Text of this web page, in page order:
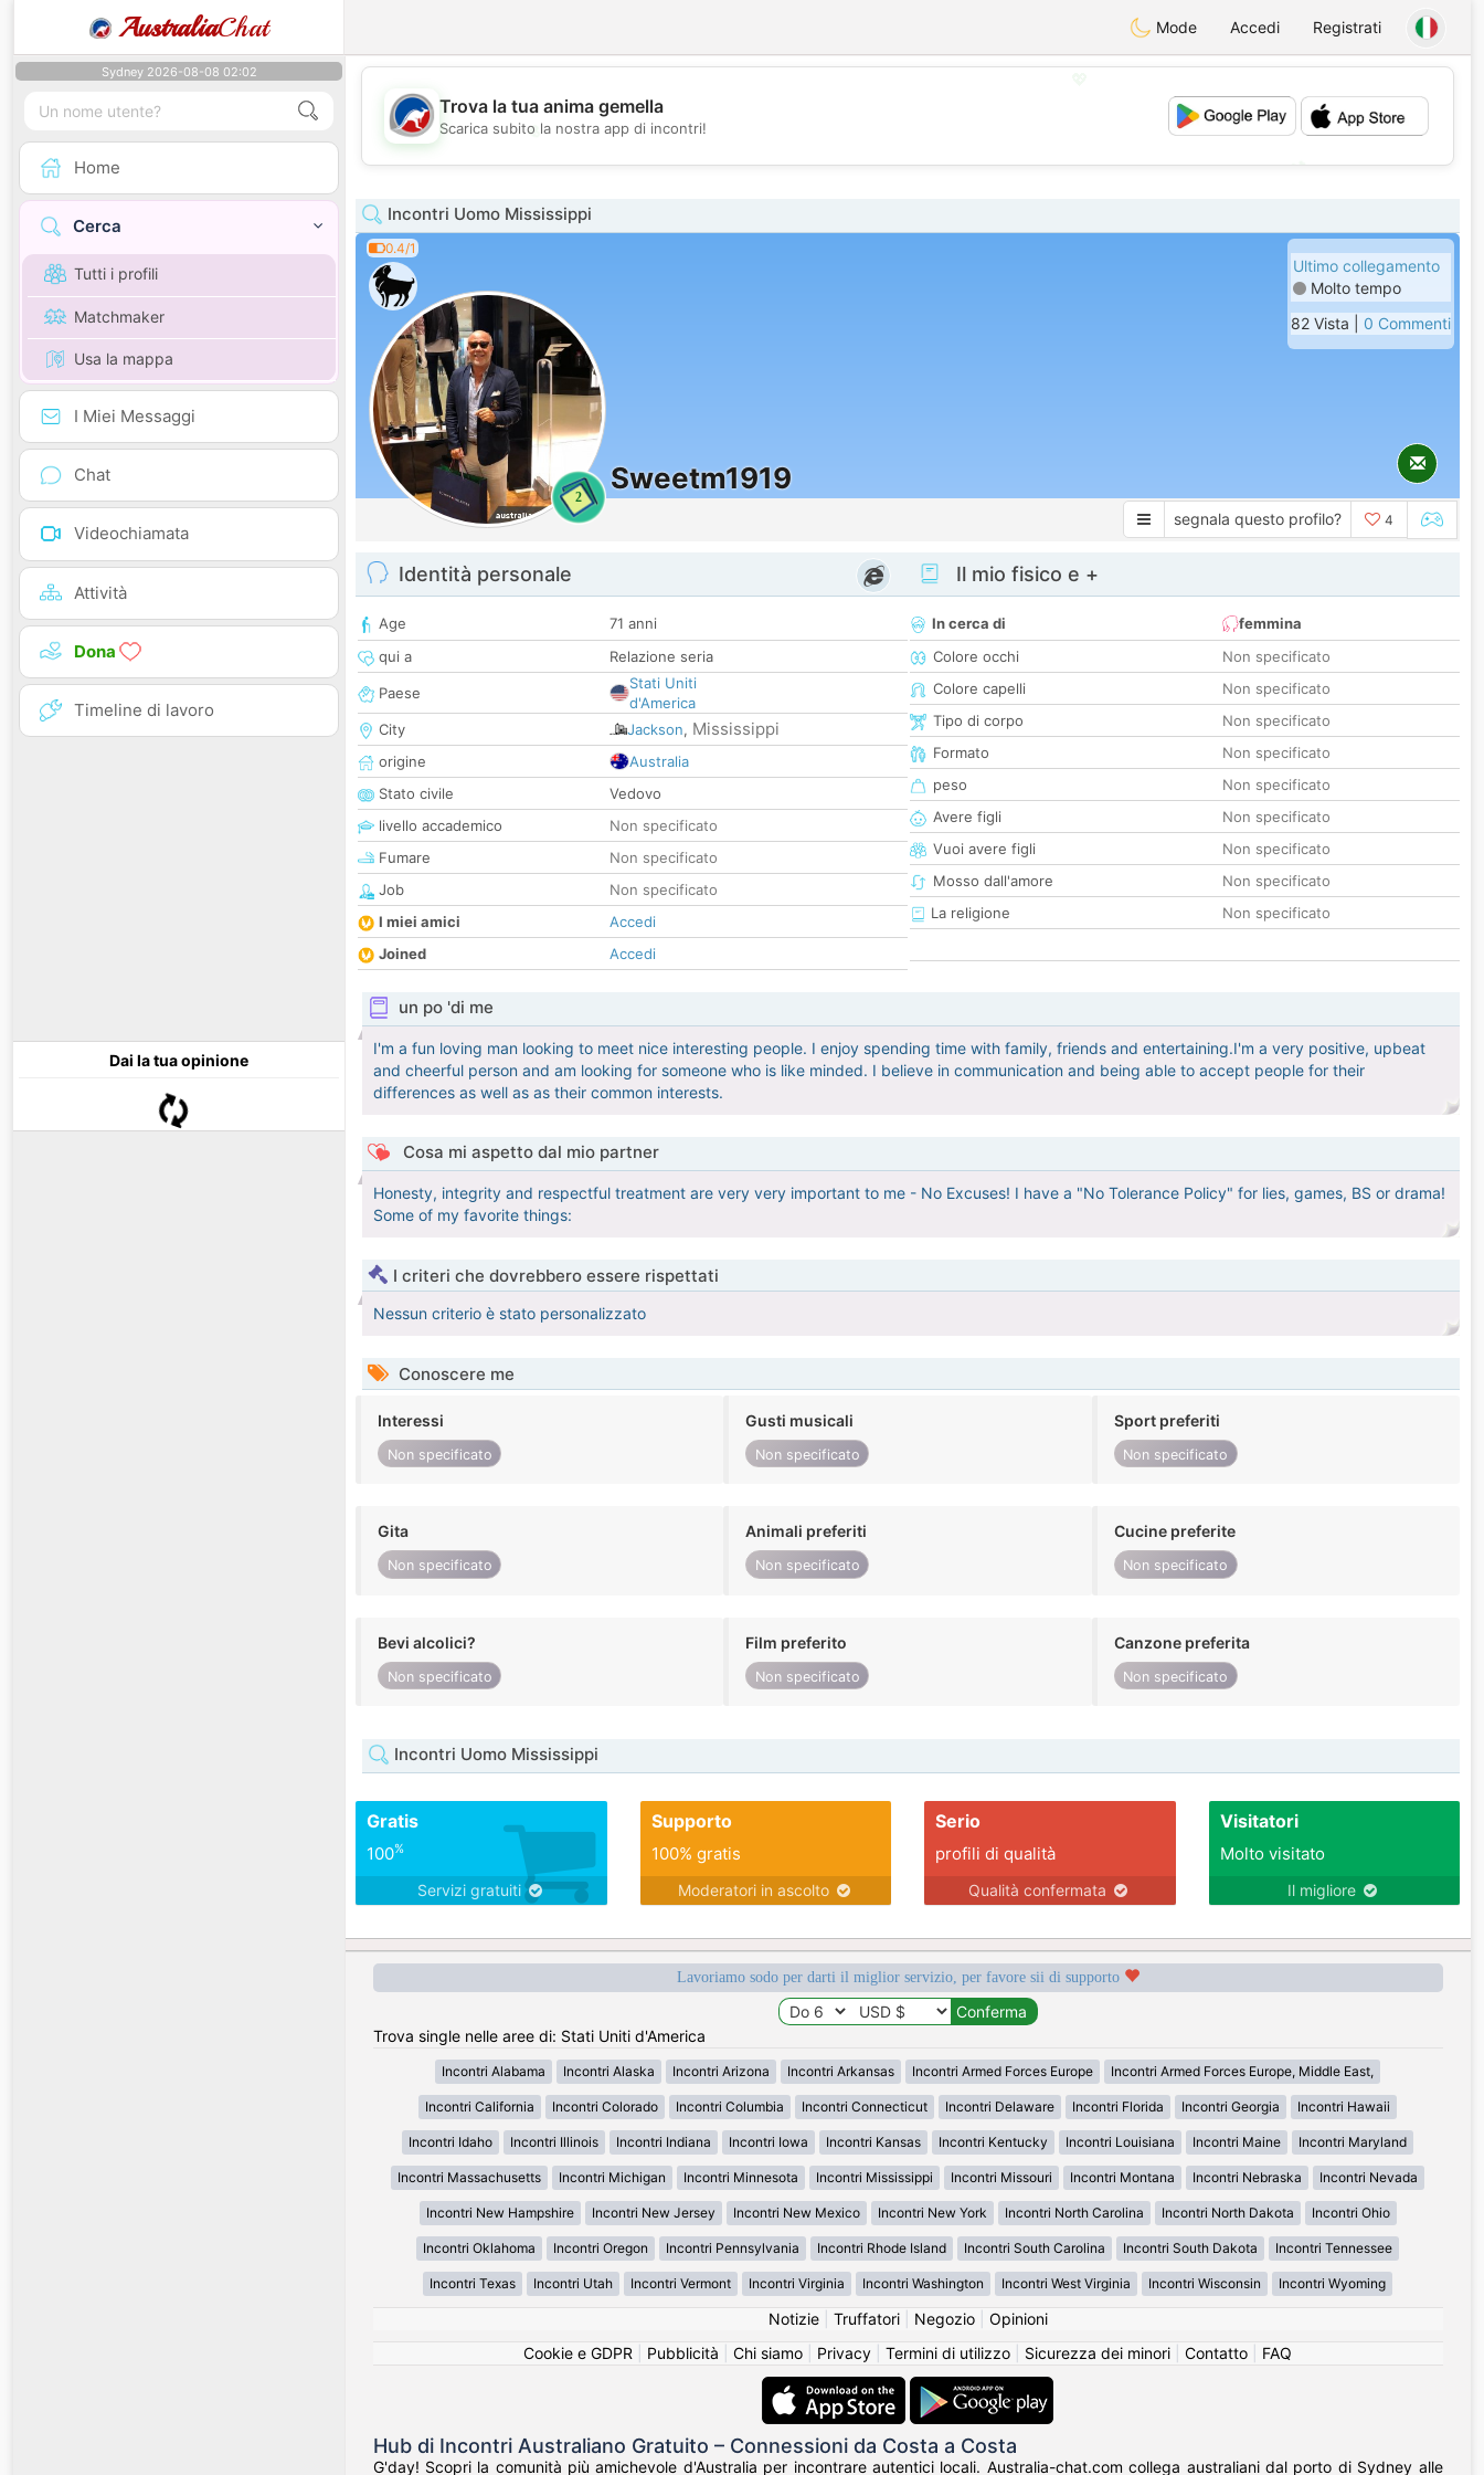
AustraliaChat Mode Accedi Registrati
Sydney 2026-08-08 02:02
Home
Cerca
Tutti i profili
Matchmaker
Usa la mappa
I Miei Messaggi
Chat
Videochiamata
Attività
Dona
Timeline di lavoro
Dai la tua opinione
💖
Trova la tua anima gemella
Scarica subito la nostra app di incontri!
Incontri Uomo Mississippi
0.4/1
2
Sweetm1919
Ultimo collegamento
Molto tempo
82 Vista | 0 Commenti
segnala questo profilo? 4
Identità personale
Age
71 anni
qui a
Relazione seria
Paese
Stati Uniti
d'America
City
Jackson, Mississippi
origine
Australia
Stato civile
Vedovo
livello accademico
Non specificato
Fumare
Non specificato
Job
Non specificato
I miei amici
Accedi
Joined
Accedi
Il mio fisico e +
In cerca di
femmina
Colore occhi
Non specificato
Colore capelli
Non specificato
Tipo di corpo
Non specificato
Formato
Non specificato
peso
Non specificato
Avere figli
Non specificato
Vuoi avere figli
Non specificato
Mosso dall'amore
Non specificato
La religione
Non specificato
un po 'di me
I'm a fun loving man looking to meet nice interesting people. I enjoy spending time with family, friends and entertaining.I'm a very positive, upbeat
and cheerful person and am looking for someone who is like minded. I believe in communication and being able to accept people for their
differences as well as as their common interests.
Cosa mi aspetto dal mio partner
Honesty, integrity and respectful treatment are very very important to me - No Excuses! I have a "No Tolerance Policy" for lies, games, BS or drama!
Some of my favorite things:
I criteri che dovrebbero essere rispettati
Nessun criterio è stato personalizzato
Conoscere me
Interessi
Non specificato
Gusti musicali
Non specificato
Sport preferiti
Non specificato
Gita
Non specificato
Animali preferiti
Non specificato
Cucine preferite
Non specificato
Bevi alcolici?
Non specificato
Film preferito
Non specificato
Canzone preferita
Non specificato
Incontri Uomo Mississippi
Gratis
100%
Servizi gratuiti
Supporto
100% gratis
Moderatori in ascolto
Serio
profili di qualità
Qualità confermata
Visitatori
Molto visitato
Il migliore
Lavoriamo sodo per darti il miglior servizio, per favore sii di supporto
Trova single nelle aree di: Stati Uniti d'America
Incontri Alabama Incontri Alaska Incontri Arizona Incontri Arkansas Incontri Armed Forces Europe Incontri Armed Forces Europe, Middle East,
Incontri California Incontri Colorado Incontri Columbia Incontri Connecticut Incontri Delaware Incontri Florida Incontri Georgia Incontri Hawaii
Incontri Idaho Incontri Illinois Incontri Indiana Incontri Iowa Incontri Kansas Incontri Kentucky Incontri Louisiana Incontri Maine Incontri Maryland
Incontri Massachusetts Incontri Michigan Incontri Minnesota Incontri Mississippi Incontri Missouri Incontri Montana Incontri Nebraska Incontri Nevada
Incontri New Hampshire Incontri New Jersey Incontri New Mexico Incontri New York Incontri North Carolina Incontri North Dakota Incontri Ohio
Incontri Oklahoma Incontri Oregon Incontri Pennsylvania Incontri Rhode Island Incontri South Carolina Incontri South Dakota Incontri Tennessee
Incontri Texas Incontri Utah Incontri Vermont Incontri Virginia Incontri Washington Incontri West Virginia Incontri Wisconsin Incontri Wyoming
Notizie| Truffatori| Negozio| Opinioni
Cookie e GDPR
Pubblicità Chi siamo Privacy Termini di utilizzo Sicurezza dei minori Contatto FAQ
Hub di Incontri Australiano Gratuito – Connessioni da Costa a Costa
G'day! Scopri la comunità più amichevole d'Australia per incontrare autentici locali. Australia-chat.com collega australiani dal porto di Sydney alle